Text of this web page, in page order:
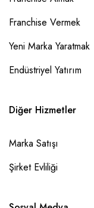
Franchise Vermek
Yeni Marka Yaratmak
Endüstriyel Yatırım
Diğer Hizmetler
Marka Satışı
Şirket Evliliği